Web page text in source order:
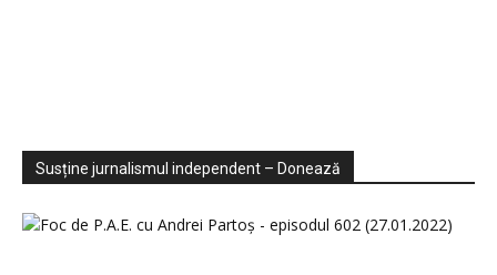
Sondaje
Video
Susține jurnalismul independent – Donează